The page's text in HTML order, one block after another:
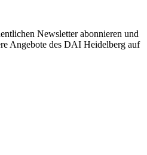
Newsletter abonnieren und
Angebote des DAI Heidelberg auf